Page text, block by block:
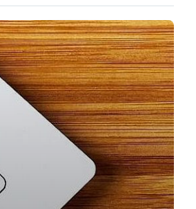
Revoluta. Nowy benefit we
usługi będzie można korzsytać za